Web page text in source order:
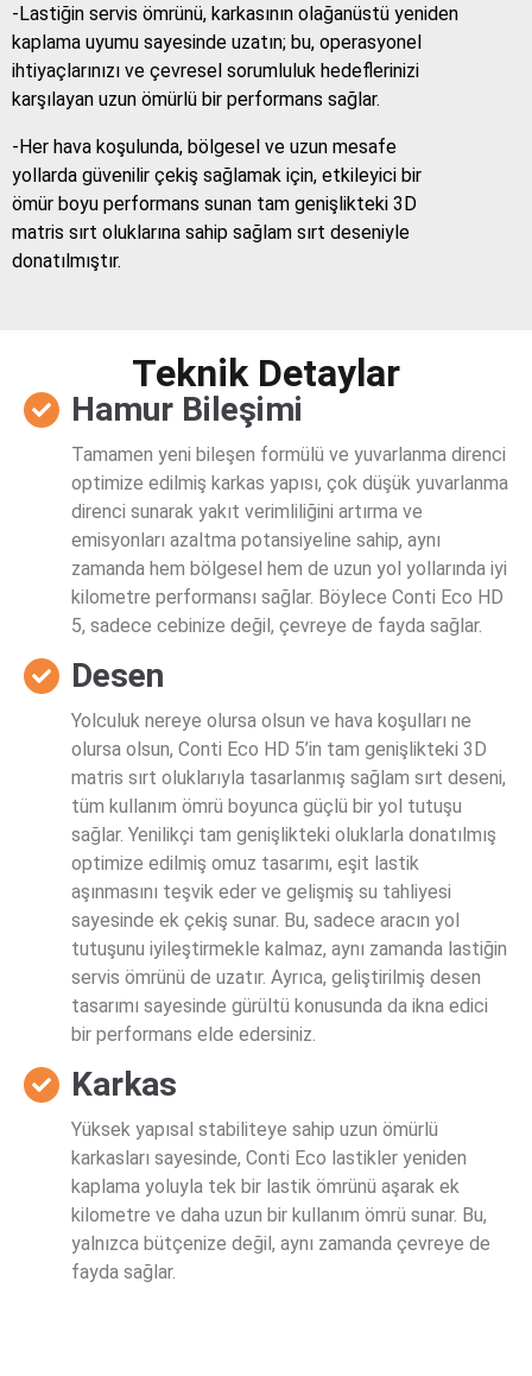
-Lastiğin servis ömrünü, karkasının olağanüstü yeniden
kaplama uyumu sayesinde uzatın; bu, operasyonel
ihtiyaçlarınızı ve çevresel sorumluluk hedeflerinizi
karşılayan uzun ömürlü bir performans sağlar.
-Her hava koşulunda, bölgesel ve uzun mesafe
yollarda güvenilir çekiş sağlamak için, etkileyici bir
ömür boyu performans sunan tam genişlikteki 3D
matris sırt oluklarına sahip sağlam sırt deseniyle
donatılmıştır.
Teknik Detaylar
Hamur Bileşimi
Tamamen yeni bileşen formülü ve yuvarlanma direnci
optimize edilmiş karkas yapısı, çok düşük yuvarlanma
direnci sunarak yakıt verimliliğini artırma ve
emisyonları azaltma potansiyeline sahip, aynı
zamanda hem bölgesel hem de uzun yol yollarında iyi
kilometre performansı sağlar. Böylece Conti Eco HD
5, sadece cebinize değil, çevreye de fayda sağlar.
Desen
Yolculuk nereye olursa olsun ve hava koşulları ne
olursa olsun, Conti Eco HD 5’in tam genişlikteki 3D
matris sırt oluklarıyla tasarlanmış sağlam sırt deseni,
tüm kullanım ömrü boyunca güçlü bir yol tutuşu
sağlar. Yenilikçi tam genişlikteki oluklarla donatılmış
optimize edilmiş omuz tasarımı, eşit lastik
aşınmasını teşvik eder ve gelişmiş su tahliyesi
sayesinde ek çekiş sunar. Bu, sadece aracın yol
tutuşunu iyileştirmekle kalmaz, aynı zamanda lastiğin
servis ömrünü de uzatır. Ayrıca, geliştirilmiş desen
tasarımı sayesinde gürültü konusunda da ikna edici
bir performans elde edersiniz.
Karkas
Yüksek yapısal stabiliteye sahip uzun ömürlü
karkasları sayesinde, Conti Eco lastikler yeniden
kaplama yoluyla tek bir lastik ömrünü aşarak ek
kilometre ve daha uzun bir kullanım ömrü sunar. Bu,
yalnızca bütçenize değil, aynı zamanda çevreye de
fayda sağlar.